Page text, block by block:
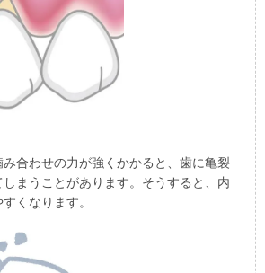
合わせの力が強くかかると、歯に亀裂
まうことがあります。そうすると、内
くなります。